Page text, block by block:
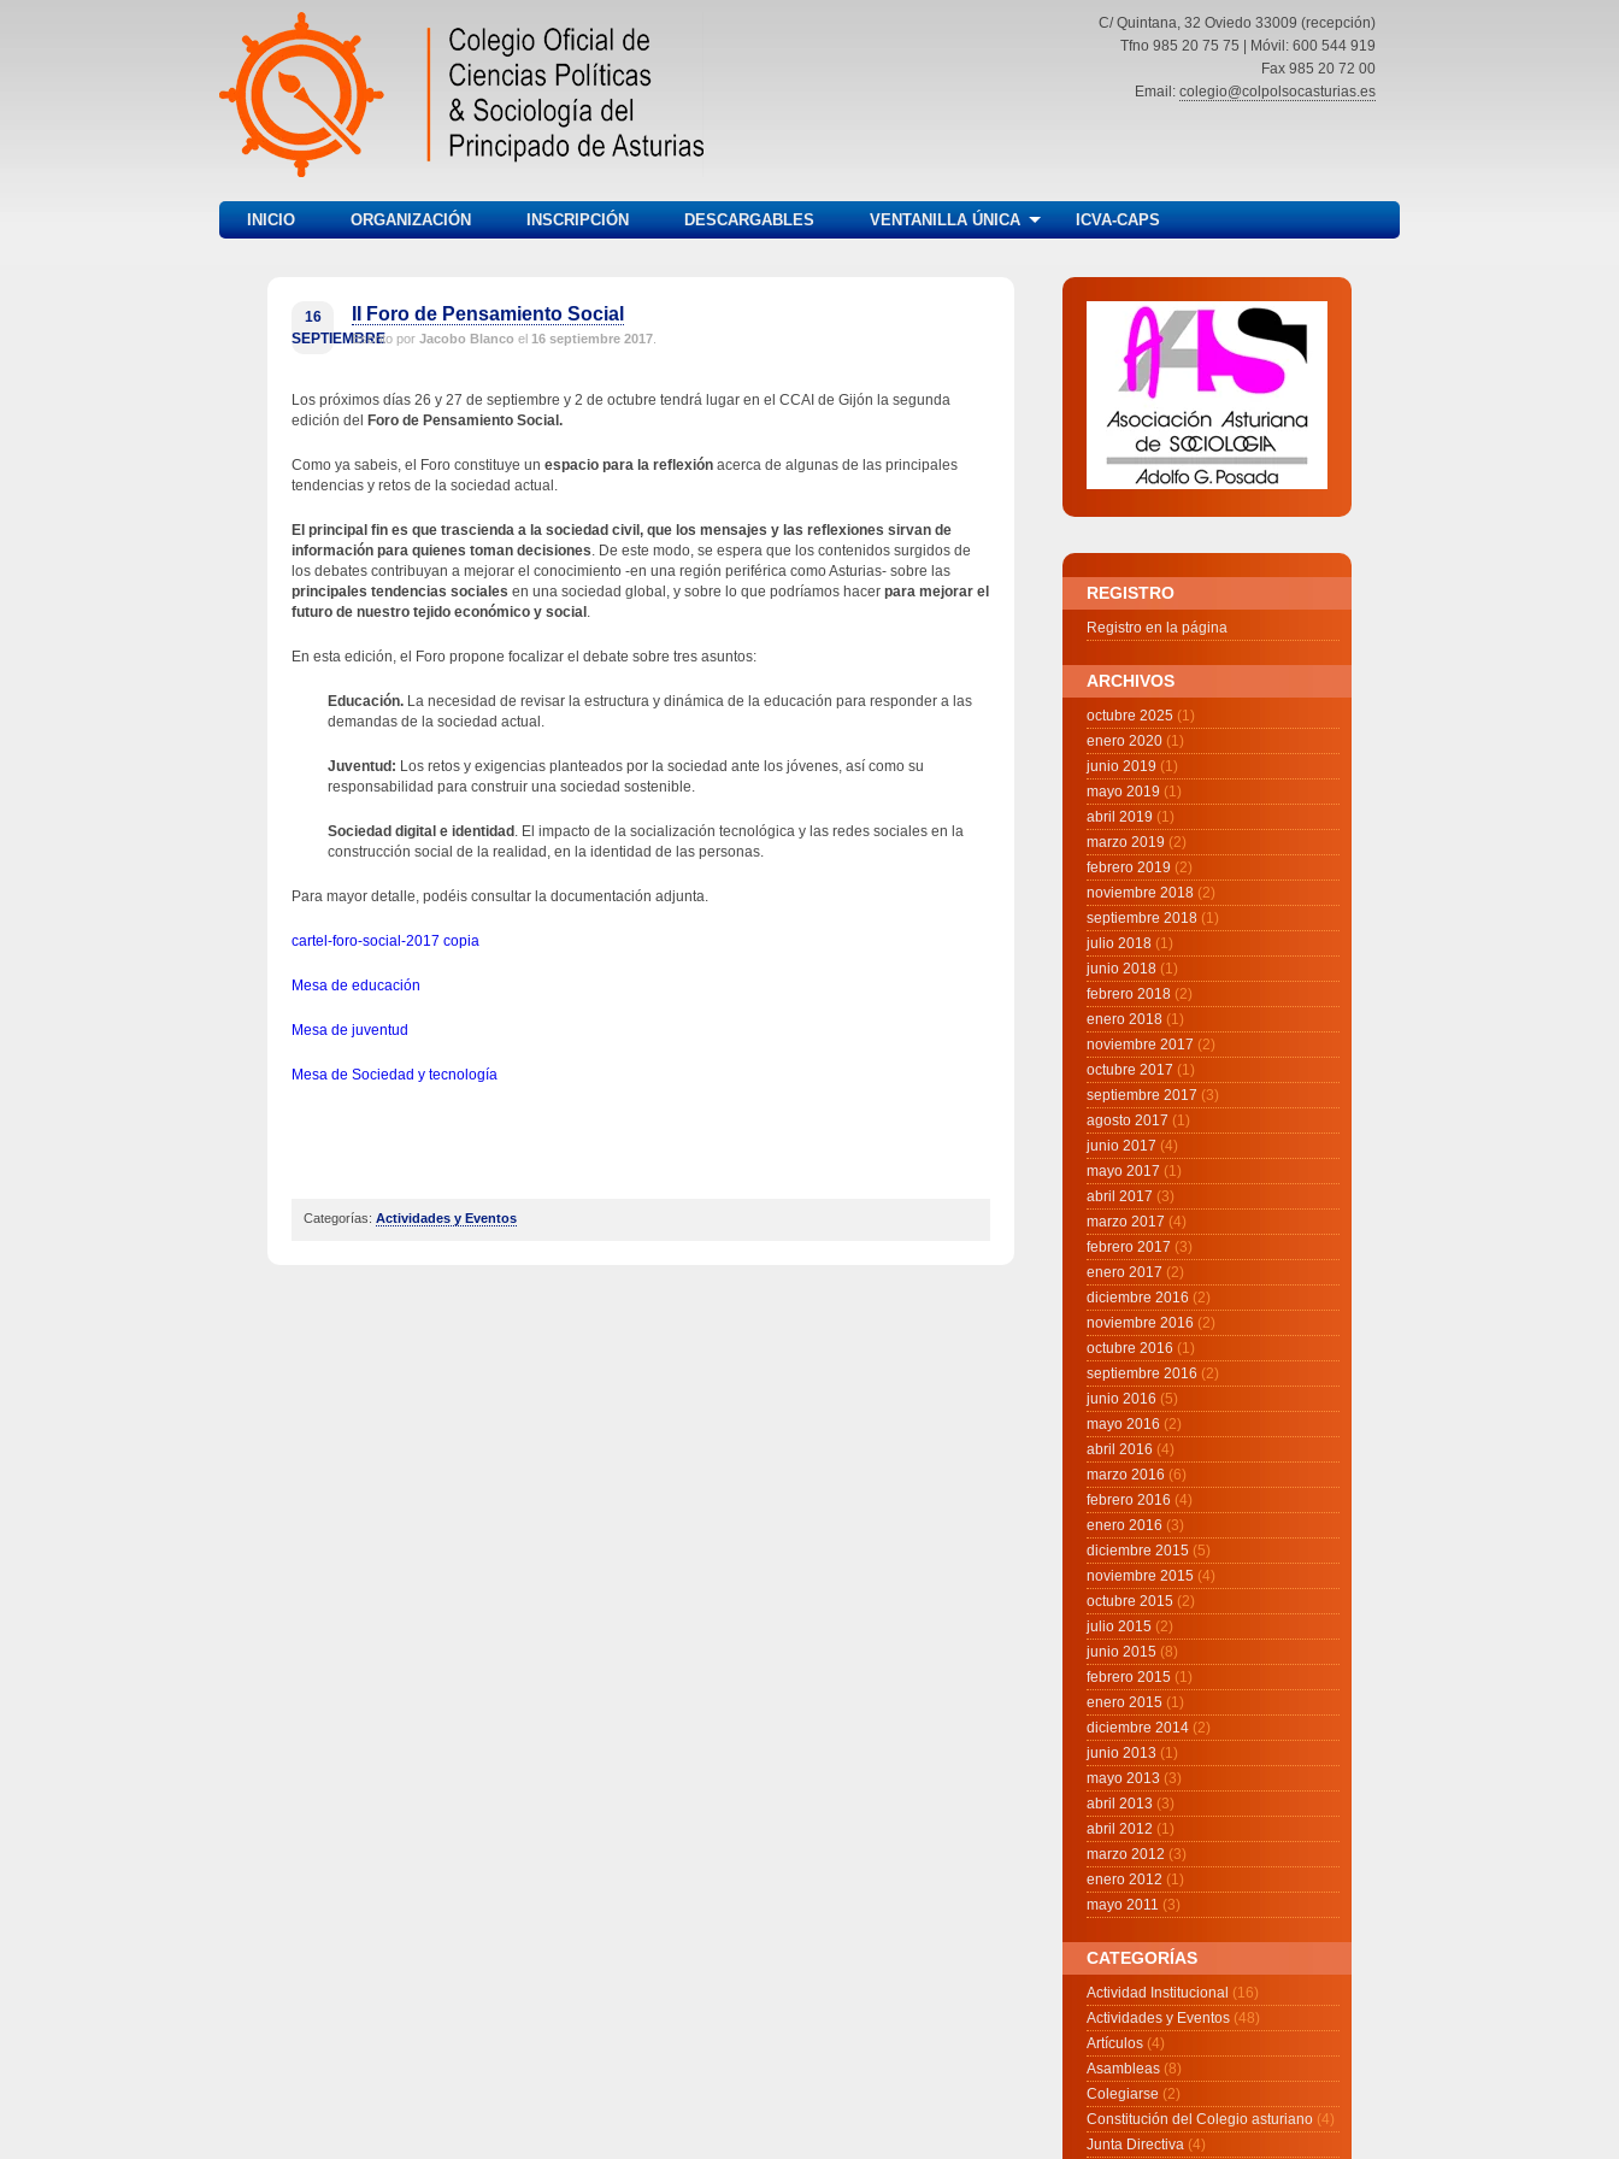
C/ Quintana, 32 Oviedo 33009 (recepción)
Tfno 985 20 75 75 | Móvil: 600 544 919
Fax 985 20 72 00
Email: colegio@colpolsocasturias.es
INICIO ORGANIZACIÓN INSCRIPCIÓN DESCARGABLES VENTANILLA ÚNICA ICVA-CAPS
16
SEPTIEMBRE
II Foro de Pensamiento Social
Escrito por Jacobo Blanco el 16 septiembre 2017
Los próximos días 26 y 27 de septiembre y 2 de octubre tendrá lugar en el CCAI de Gijón la segunda
edición del
Foro de Pensamiento Social.
Como ya sabeis, el Foro constituye un espacio para la reflexión acerca de algunas de las principales
tendencias y retos de la sociedad actual.
El principal fin es que trascienda a la sociedad civil, que los mensajes y las reflexiones sirvan de
información para quienes toman decisiones. De este modo, se espera que los contenidos surgidos de
los debates contribuyan a mejorar el conocimiento -en una región periférica como Asturias- sobre las
principales tendencias sociales en una sociedad global, y sobre lo que podríamos hacer para mejorar el
futuro de nuestro tejido económico y social .
En esta edición, el Foro propone focalizar el debate sobre tres asuntos:
Educación. La necesidad de revisar la estructura y dinámica de la educación para responder a las
demandas de la sociedad actual.
Juventud: Los retos y exigencias planteados por la sociedad ante los jóvenes, así como su
responsabilidad para construir una sociedad sostenible.
Sociedad digital e identidad . El impacto de la socialización tecnológica y las redes sociales en la
construcción social de la realidad, en la identidad de las personas.
Para mayor detalle, podéis consultar la documentación adjunta.
cartel-foro-social-2017 copia
Mesa de educación
Mesa de juventud
Mesa de Sociedad y tecnología
Categorías: Actividades y Eventos
REGISTRO
Registro en la página
ARCHIVOS
octubre 2025 (1)
enero 2020 (1)
junio 2019 (1)
mayo 2019 (1)
abril 2019 (1)
marzo 2019 (2)
febrero 2019 (2)
noviembre 2018 (2)
septiembre 2018 (1)
julio 2018 (1)
junio 2018 (1)
febrero 2018 (2)
enero 2018 (1)
noviembre 2017 (2)
octubre 2017 (1)
septiembre 2017 (3)
agosto 2017 (1)
junio 2017 (4)
mayo 2017 (1)
abril 2017 (3)
marzo 2017 (4)
febrero 2017 (3)
enero 2017 (2)
diciembre 2016 (2)
noviembre 2016 (2)
octubre 2016 (1)
septiembre 2016 (2)
junio 2016 (5)
mayo 2016 (2)
abril 2016 (4)
marzo 2016 (6)
febrero 2016 (4)
enero 2016 (3)
diciembre 2015 (5)
noviembre 2015 (4)
octubre 2015 (2)
julio 2015 (2)
junio 2015 (8)
febrero 2015 (1)
enero 2015 (1)
diciembre 2014 (2)
junio 2013 (1)
mayo 2013 (3)
abril 2013 (3)
abril 2012 (1)
marzo 2012 (3)
enero 2012 (1)
mayo 2011 (3)
CATEGORÍAS
Actividad Institucional (16)
Actividades y Eventos (48)
Artículos (4)
Asambleas (8)
Colegiarse (2)
Constitución del Colegio asturiano (4)
Junta Directiva (4)